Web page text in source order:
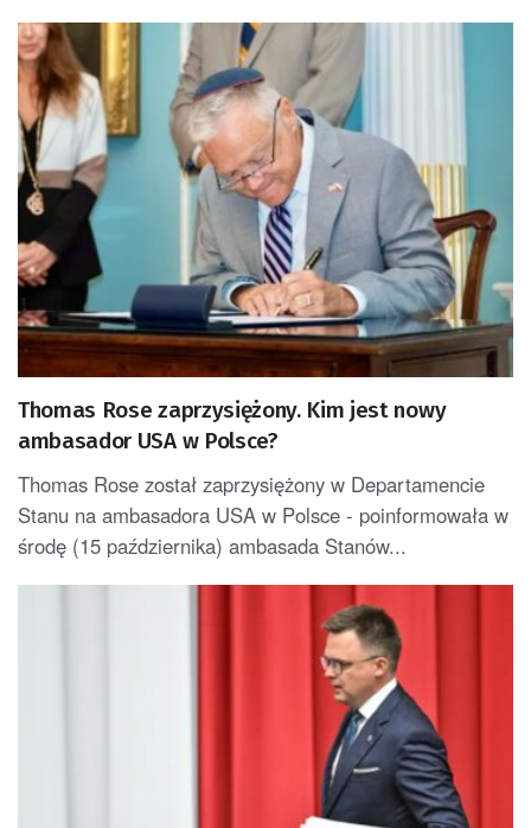
Thomas Rose zaprzysiężony. Kim jest nowy
ambasador USA w Polsce?
Thomas Rose został zaprzysiężony w Departamencie
Stanu na ambasadora USA w Polsce - poinformowała w
środę (15 października) ambasada Stanów...